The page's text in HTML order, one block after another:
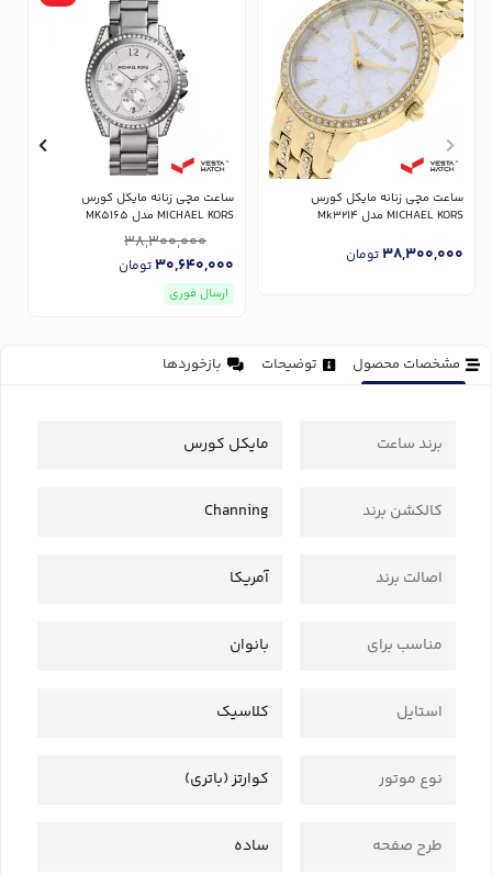
ساعت مچی زنانه مایکل کورس
MICHAEL KORS مدل Mk3214
38,300,000تومان
ساعت مچی زنانه مایکل کورس
MICHAEL KORS مدل MK5165
38,300,000
30,640,000تومان
ارسال فوری
مشخصات محصول توضیحات بازخوردها
برند ساعت مایکل کورس
کالکشن برند Channing
اصالت برند آمریکا
مناسب برای بانوان
استایل کلاسیک
نوع موتور کوارتز (باتری)
طرح صفحه ساده